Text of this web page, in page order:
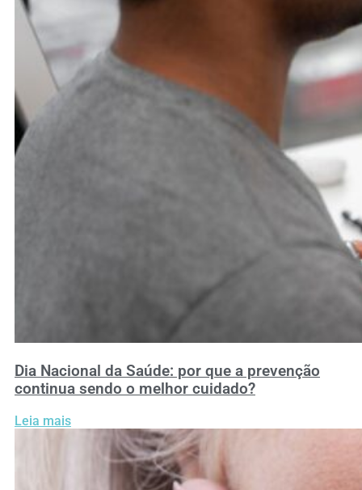
Dia Nacional da Saúde: por que a prevenção
continua sendo o melhor cuidado?
Leia mais